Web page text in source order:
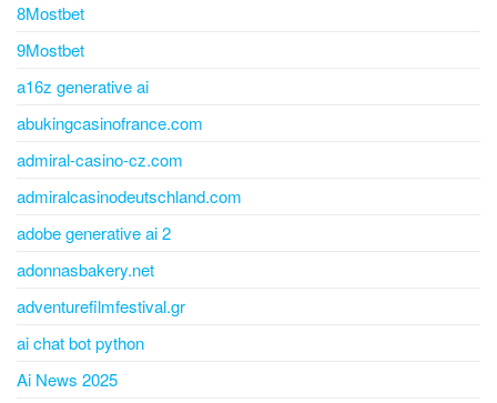
8Mostbet
9Mostbet
a16z generative ai
abukingcasinofrance.com
admiral-casino-cz.com
admiralcasinodeutschland.com
adobe generative ai 2
adonnasbakery.net
adventurefilmfestival.gr
ai chat bot python
Ai News 2025